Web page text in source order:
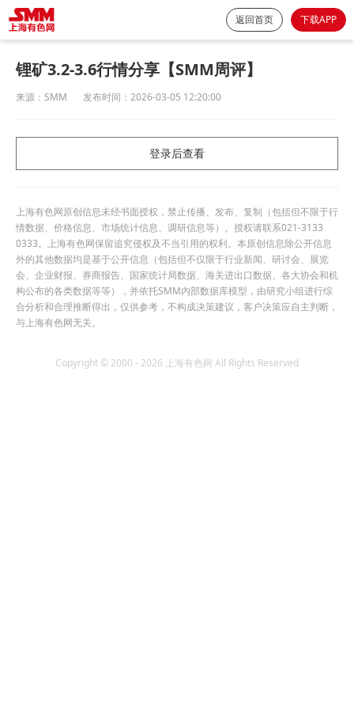
返回首页 下载APP
锂矿3.2-3.6行情分享【SMM周评】
来源： SMM 发布时间： 2026-03-05 12:20:00
登录后查看
上海有色网原创信息未经书面授权，禁止传播、发布、复制（包括但不限于行
情数据、价格信息、市场统计信息、调研信息等）。授权请联系021-3133
0333。上海有色网保留追究侵权及不当引用的权利。本原创信息除公开信息
外的其他数据均是基于公开信息（包括但不仅限于行业新闻、研讨会、展览
会、企业财报、券商报告、国家统计局数据、海关进出口数据、各大协会和机
构公布的各类数据等等），并依托SMM内部数据库模型，由研究小组进行综
合分析和合理推断得出，仅供参考，不构成决策建议，客户决策应自主判断，
与上海有色网无关。
Copyright © 2000 - 2026 上海有色网 All Rights Reserved